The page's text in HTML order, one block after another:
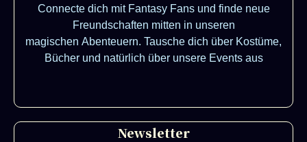
Connecte dich mit Fantasy Fans und finde neue
Freundschaften mitten in unseren
magischen Abenteuern. Tausche dich über Kostüme,
Bücher und natürlich über unsere Events aus
Newsletter